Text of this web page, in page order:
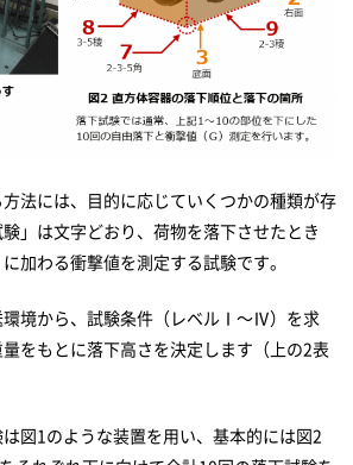
法には、目的に応じていくつかの種類が存
」は文字どおり、荷物を落下させたとき
加わる衝撃値を測定する試験です。
環境から、試験条件（レベルⅠ～Ⅳ）を求
をもとに落下高さを決定します（上の2表
図1のような装置を用い、基本的には図2